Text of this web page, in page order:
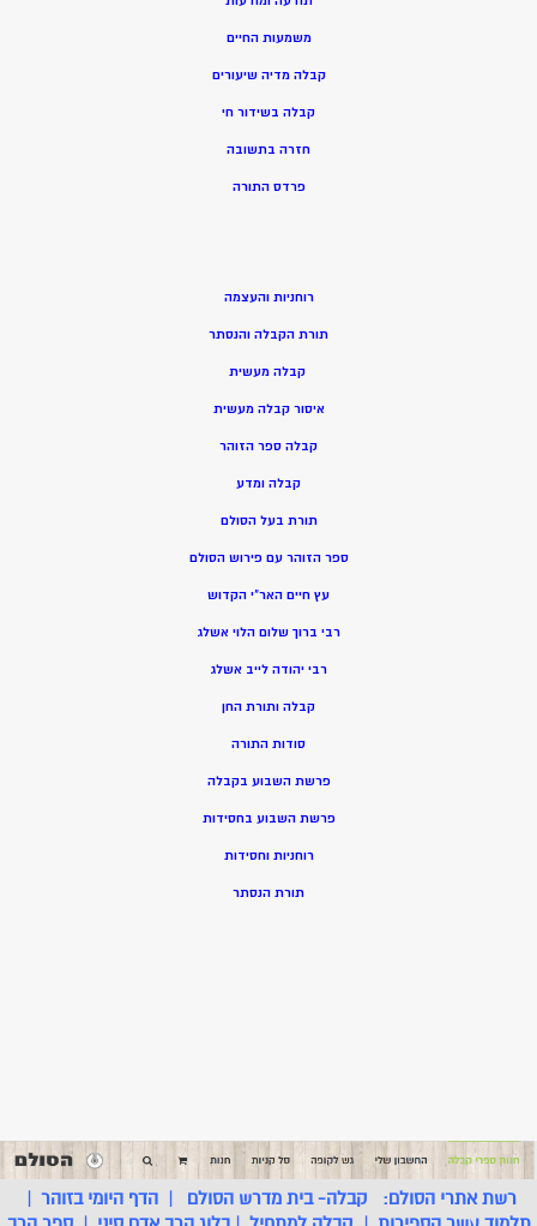
משמעות החיים
קבלה מדיה שיעורים
קבלה בשידור חי
חזרה בתשובה
פרדס התורה
רוחניות והעצמה
תורת הקבלה והנסתר
קבלה מעשית
איסור קבלה מעשית
קבלה ספר הזוהר
קבלה ומדע
תורת בעל הסולם
ספר הזוהר עם פירוש הסולם
עץ חיים האר”י הקדוש
רבי ברוך שלום הלוי אשלג
רבי יהודה לייב אשלג
קבלה ותורת החן
סודות התורה
פרשת השבוע בקבלה
פרשת השבוע בחסידות
רוחניות וחסידות
תורת הנסתר
רשת אתרי הסולם: קבלה- בית מדרש הסולם |הדף היומי בזוהר